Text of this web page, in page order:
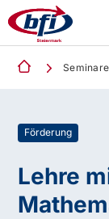
Förderung
Lehre